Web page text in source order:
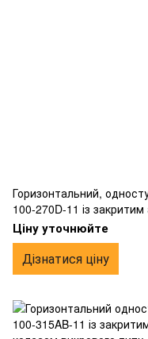
Горизонтальний,
100-270D-11 із
колесом вихрового
виготовлений з чавуну.
Ціну уточнюйте
Дізнатися ціну